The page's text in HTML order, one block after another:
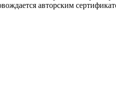
авторским